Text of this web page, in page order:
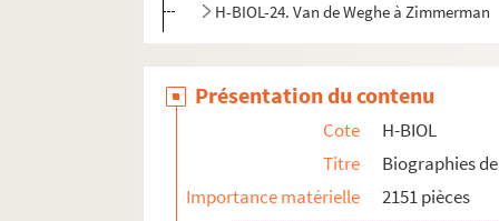
H-BIOL-24. Van de Weghe à Zimmerman
Présentation du contenu
Cote
H-BIOL
Titre
Biographies
Importance matérielle
2151 pièces